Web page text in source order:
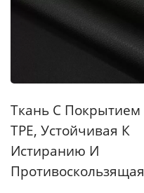
Ткань С Покрытием
TPE, Устойчивая К
Истиранию И
Противоскользящая